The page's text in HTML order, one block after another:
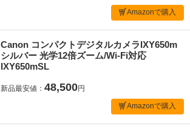
Amazonで購入
Canon コンパクトデジタルカメラIXY650m
シルバー 光学12倍ズーム/Wi-Fi対応
IXY650mSL
新品最安値： 48,500円
Amazonで購入